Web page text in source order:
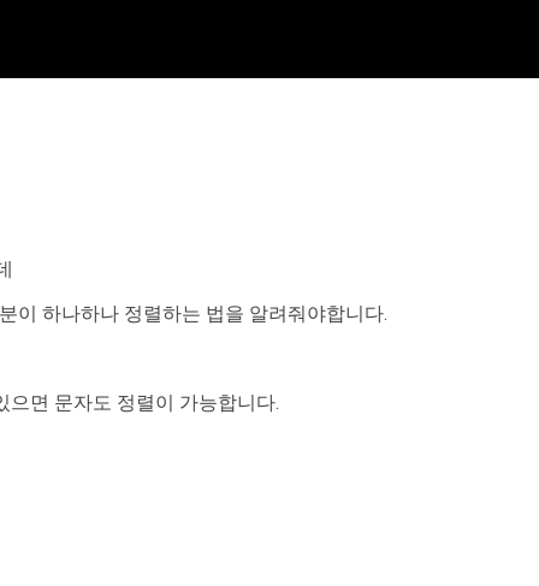
이 하나하나 정렬하는 법을 알려줘야합니다.
면 문자도 정렬이 가능합니다.